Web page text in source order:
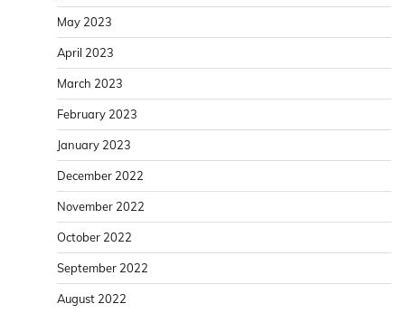
May 2023
April 2023
March 2023
February 2023
January 2023
December 2022
November 2022
October 2022
September 2022
August 2022